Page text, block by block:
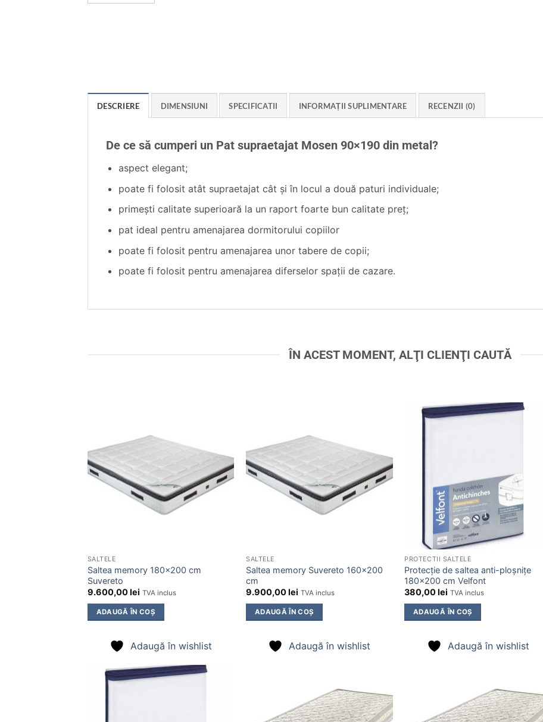
DESCRIERE DIMENSIUNI SPECIFICATII INFORMAȚII SUPLIMENTARE RECENZII (0)
De ce să cumperi un Pat supraetajat Mosen 90×190 din metal?
aspect elegant;
poate fi folosit atât supraetajat cât şi în locul a două paturi individuale;
primeşti calitate superioară la un raport foarte bun calitate preţ;
pat ideal pentru amenajarea dormitorului copiilor
poate fi folosit pentru amenajarea unor tabere de copii;
poate fi folosit pentru amenajarea diferselor spaţii de cazare.
ÎN ACEST MOMENT, ALŢI CLIENŢI CAUTĂ
wishlist
SALTELE
Saltea memory 180×200 cm
Suvereto
9.600,00lei TVA inclus
ADAUGĂ ÎN COȘ
Adaugă în wishlist
wishlist
SALTELE
Saltea memory Suvereto 160×200
cm
9.900,00lei TVA inclus
ADAUGĂ ÎN COȘ
Adaugă în wishlist
PROTECTII SALTELE
Protecție de saltea anti-ploșnițe
180×200 cm Velfont
380,00lei TVA inclus
ADAUGĂ ÎN COȘ
Adaugă în wishlist
Adaugă
în
wishlist
Adaugă
în
wishlist